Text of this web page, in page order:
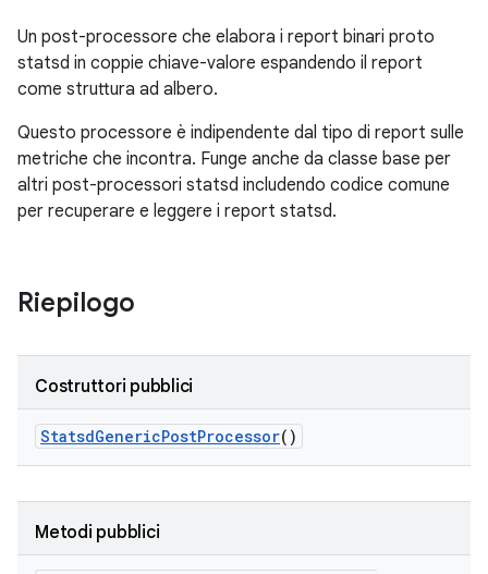
Un post-processore che elabora i report binari proto
statsd in coppie chiave-valore espandendo il report
come struttura ad albero.
Questo processore è indipendente dal tipo di report sulle
metriche che incontra. Funge anche da classe base per
altri post-processori statsd includendo codice comune
per recuperare e leggere i report statsd.
Riepilogo
Costruttori pubblici
StatsdGenericPostProcessor()
Metodi pubblici